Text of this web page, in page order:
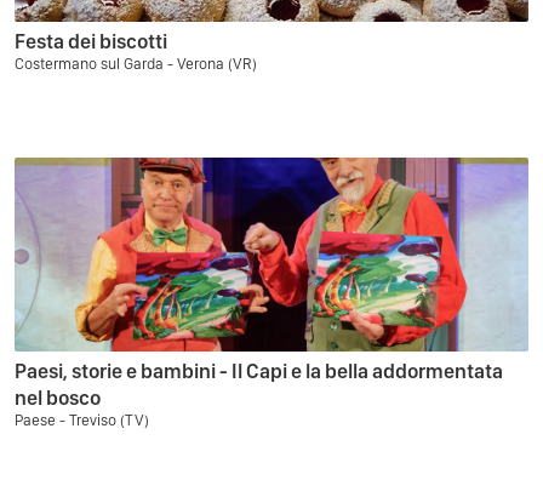
Festa dei biscotti
Costermano sul Garda - Verona (VR)
Paesi, storie e bambini - Il Capi e la bella addormentata
nel bosco
Paese - Treviso (TV)